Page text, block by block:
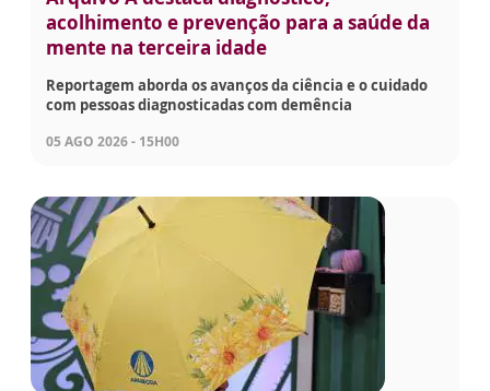
acolhimento e prevenção para a saúde da
mente na terceira idade
Reportagem aborda os avanços da ciência e o cuidado
com pessoas diagnosticadas com demência
05 AGO 2026 - 15H00